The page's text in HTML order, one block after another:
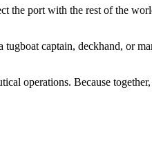
port with the rest of the
captain, deckhand, or
operations. Because